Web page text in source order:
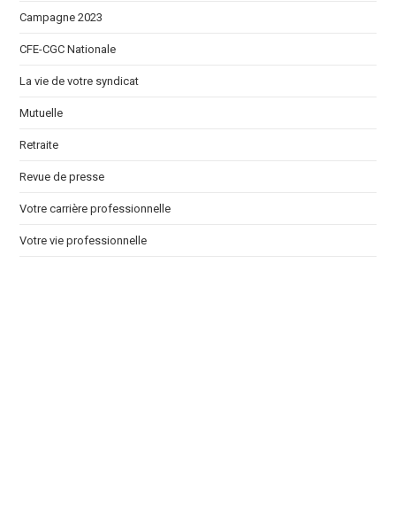
Campagne 2023
CFE-CGC Nationale
La vie de votre syndicat
Mutuelle
Retraite
Revue de presse
Votre carrière professionnelle
Votre vie professionnelle